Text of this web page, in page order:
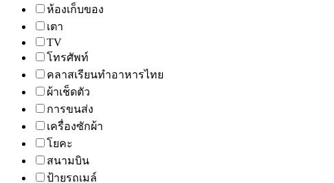
ห้องเก็บของ
เตา
TV
โทรศัพท์
คลาสเรียนทำอาหารไทย
ผ้าเช็ดตัว
การขนส่ง
เครื่องซักผ้า
โยคะ
สนามบิน
ป้ายรถเมล์